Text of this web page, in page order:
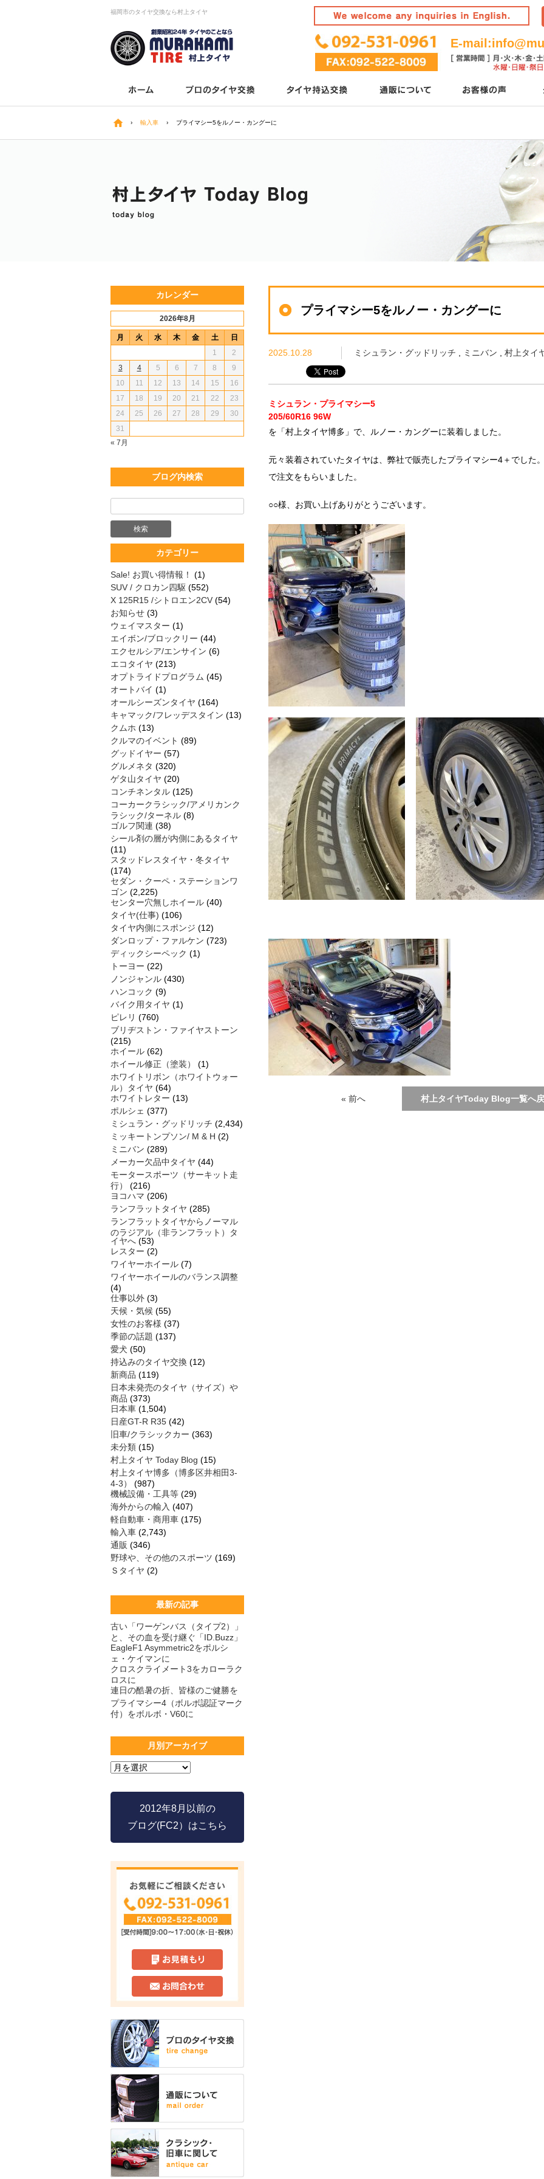
福岡市のタイヤ交換なら村上タイヤ
E-mail:
› 輸入車 › プライマシー5をルノー・カングーに
プライマシー5をルノー・カングーに
2025.10.28 ミシュラン・グッドリッチ ミニバン 村上タイ
ミシュラン・プライマシー5
205/60R16 96W
を「村上タイヤ博多」で、ルノー・カングーに装着しました。
元々装着されていたタイヤは、弊社で販売したプライマシー4＋でした
で注文をもらいました。
○○様、お買い上げありがとうございます。
« 前へ 村上タイヤToday Blog一覧へ
カレンダー
2026年8月
月 火 水 木 金 土 日
« 7月
1
2
3
4 5 6 7 8
9
10
11 12 13 14 15
16
17
18 19 20 21 22
23
24
25 26 27 28 29
30
31
ブログ内検索
カテゴリー
Sale! お買い得情報！
(1)
SUV / クロカン四駆 (552)
X 125R15 /シトロエン2CV (54)
お知らせ (3)
ウェイマスター (1)
エイボン/ブロックリー (44)
エクセルシア/エンサイン (6)
エコタイヤ (213)
オプトライドプログラム (45)
オートバイ (1)
オールシーズンタイヤ (164)
キャマック/フレッデスタイン (13)
クムホ (13)
クルマのイベント (89)
グッドイヤー (57)
グルメネタ (320)
ゲタ山タイヤ (20)
コンチネンタル (125)
コーカークラシック/アメリカンク
ラシック/ターネル (8)
ゴルフ関連 (38)
シール剤の層が内側にあるタイヤ
(11)
スタッドレスタイヤ・冬タイヤ
(174)
セダン・クーペ・ステーションワ
ゴン (2,225)
センター穴無しホイール (40)
タイヤ(仕事) (106)
タイヤ内側にスポンジ (12)
ダンロップ・ファルケン (723)
ディックシーペック (1)
トーヨー (22)
ノンジャンル (430)
ハンコック (9)
バイク用タイヤ (1)
ピレリ (760)
ブリヂストン・ファイヤストーン
(215)
ホイール (62)
ホイール修正（塗装）
(1)
ホワイトリボン（ホワイトウォー
ル）タイヤ (64)
ホワイトレター (13)
ポルシェ (377)
ミシュラン・グッドリッチ (2,434)
ミッキートンプソン/ M & H (2)
ミニバン (289)
メーカー欠品中タイヤ (44)
モータースポーツ（サーキット走
行）
(216)
ヨコハマ (206)
ランフラットタイヤ (285)
ランフラットタイヤからノーマル
のラジアル（非ランフラット）タ
イヤへ (53)
レスター (2)
ワイヤーホイール (7)
ワイヤーホイールのバランス調整
(4)
仕事以外 (3)
天候・気候 (55)
女性のお客様 (37)
季節の話題 (137)
愛犬 (50)
持込みのタイヤ交換 (12)
新商品 (119)
日本未発売のタイヤ（サイズ）や
商品 (373)
日本車 (1,504)
日産GT-R R35 (42)
旧車/クラシックカー (363)
未分類 (15)
村上タイヤ Today Blog (15)
村上タイヤ博多（博多区井相田3-
4-3）
(987)
機械設備・工具等 (29)
海外からの輸入 (407)
軽自動車・商用車 (175)
輸入車 (2,743)
通販 (346)
野球や、その他のスポーツ (169)
Ｓタイヤ (2)
最新の記事
古い「ワーゲンバス（タイプ2）」
と、その血を受け継ぐ「ID.Buzz」
EagleF1 Asymmetric2をポルシ
ェ・ケイマンに
クロスクライメート3をカローラク
ロスに
連日の酷暑の折、皆様のご健勝を
プライマシー4（ボルボ認証マーク
付）をボルボ・V60に
月別アーカイブ
2012年8月以前の
ブログ(FC2）はこちら